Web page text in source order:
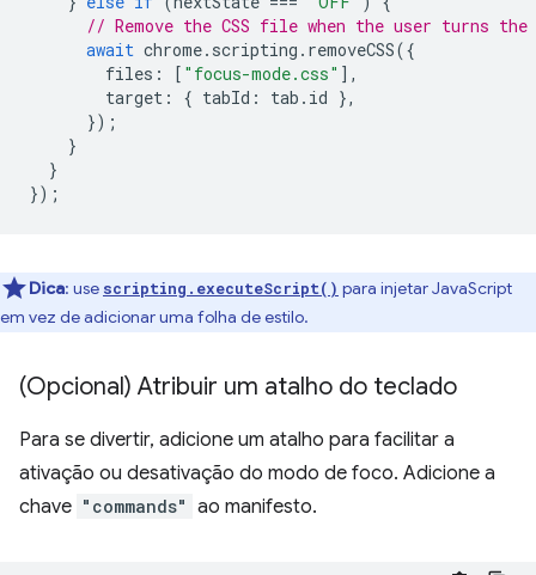
// Remove the CSS file when the user turns
await chrome. scripting . removeCSS({
files : [ "focus-mode.css" ],
target : { tabId : tab . id },
});
}
}
});
Dica: use scripting.executeScript() para injetar JavaScript
em vez de adicionar uma folha de estilo.
(Opcional) Atribuir um atalho do teclado
Para se divertir, adicione um atalho para facilitar a
ativação ou desativação do modo de foco. Adicione a
chave "commands" ao manifesto.